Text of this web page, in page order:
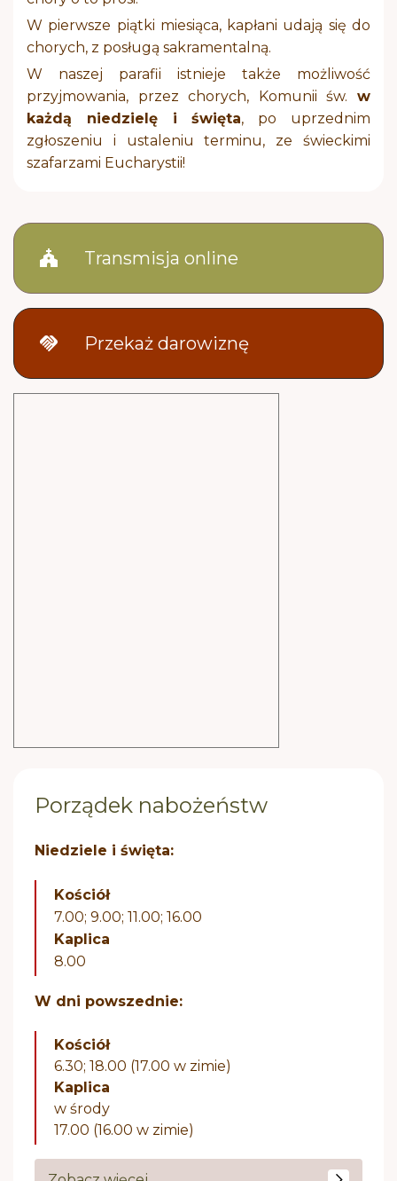
church Transmisja online
handshake Przekaż darowiznę
Porządek nabożeństw
Niedziele i święta:
Kościół
7.00; 9.00; 11.00; 16.00
Kaplica
8.00
W dni powszednie:
Kościół
6.30; 18.00 (17.00 w zimie)
Kaplica
w środy
17.00 (16.00 w zimie)
W pierwsze piątki miesiąca, kapłani udają się do
chorych, z posługą sakramentalną.
W naszej parafii istnieje także możliwość
przyjmowania, przez chorych, Komunii św. w
każdą niedzielę i święta, po uprzednim
zgłoszeniu i ustaleniu terminu, ze świeckimi
szafarzami Eucharystii!